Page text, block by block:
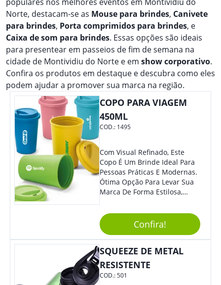
Norte, destacam-se as Mouse para brindes, Canivete
para brindes, Porta comprimidos para brindes, e
Caixa de som para brindes. Essas opções são ideais
para presentear em passeios de fim de semana na
cidade de Montividiu do Norte e em show corporativo.
Confira os produtos em destaque e descubra como eles
podem ajudar a promover sua marca na região.
COPO PARA VIAGEM
450ML
COD.: 1495
Com Visual Refinado, Este
Copo É Um Brinde Ideal Para
Pessoas Práticas E Modernas.
Ótima Opção Para Levar Sua
Marca De Forma Estilosa,
Empresa Em Eventos,
Reuniões Corporativas Ou Até
Mesmo Para Presentear
Colaboradores.
Confira!
SQUEEZE DE METAL
RESISTENTE
COD.:501